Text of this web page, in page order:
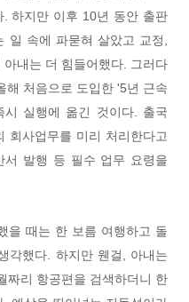
하지만 이후 10년 동안 출판
일 속에 파묻혀 살았고 교정,
내는 더 힘들어했다. 그러다
해 처음으로 도입한 '5년 근속
실행에 옮긴 것이다. 출국
회사업무를 미리 처리한다고
서 발행 등 필수 업무 요령을
을 때는 한 보름 여행하고 돌
각했다. 하지만 웬걸, 아내는
짜리 항공편을 검색하더니 한